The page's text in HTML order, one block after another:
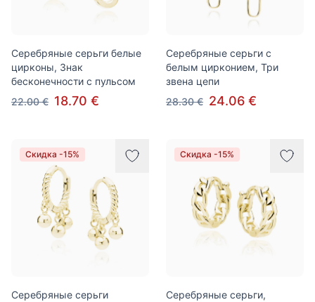
Серебряные серьги белые
цирконы, Знак
бесконечности с пульсом
22.00 € 18.70 €
Серебряные серьги с
белым цирконием, Три
звена цепи
28.30 € 24.06 €
Скидка -15%
Серебряные серьги
Скидка -15%
Серебряные серьги,